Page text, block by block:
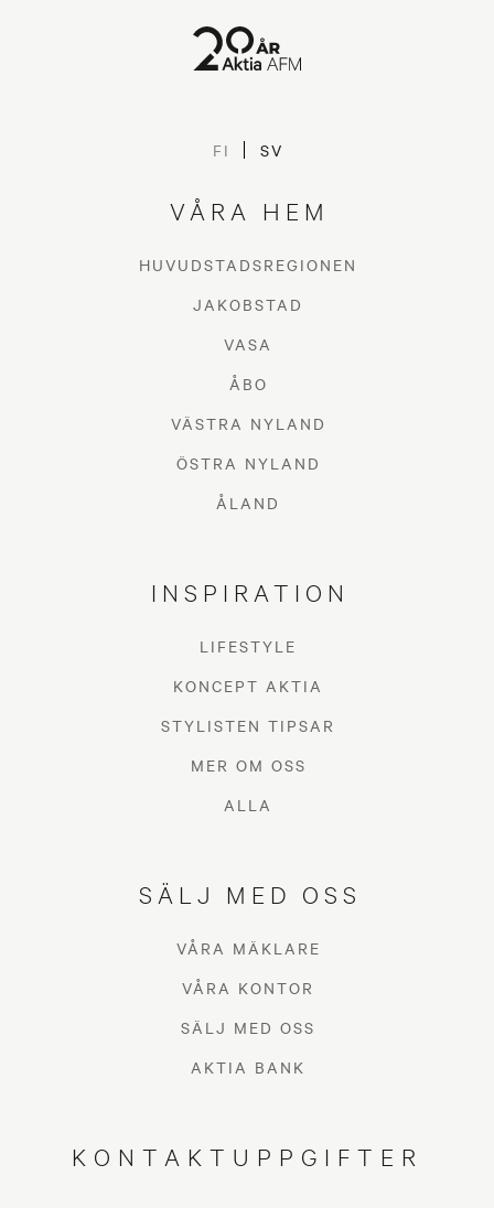
FI SV
VÅRA HEM
HUVUDSTADSREGIONEN
JAKOBSTAD
VASA
ÅBO
VÄSTRA NYLAND
ÖSTRA NYLAND
ÅLAND
INSPIRATION
LIFESTYLE
KONCEPT AKTIA
STYLISTEN TIPSAR
MER OM OSS
ALLA
SÄLJ MED OSS
VÅRA MÄKLARE
VÅRA KONTOR
SÄLJ MED OSS
AKTIA BANK
KONTAKTUPPGIFTER